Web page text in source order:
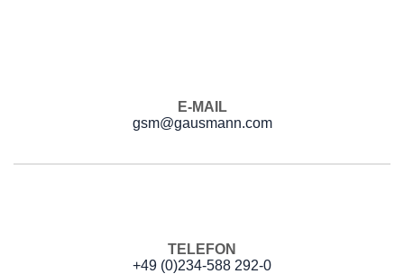
E-MAIL
gsm@gausmann.com
TELEFON
+49 (0)234-588 292-0